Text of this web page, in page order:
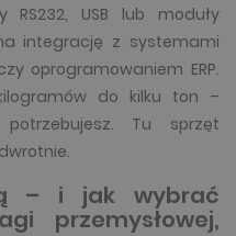
USB lub moduły
integrację z systemami
oprogramowaniem ERP.
do kilku ton –
Tu sprzęt
– i jak wybrać
przemysłowej,